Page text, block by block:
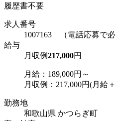
履歴書不要
求人番号
1007163 （電話応募で必
給与
月収例217,000円
月給：189,000円～
月収例：217,000円(月給
勤務地
和歌山県 かつらぎ町